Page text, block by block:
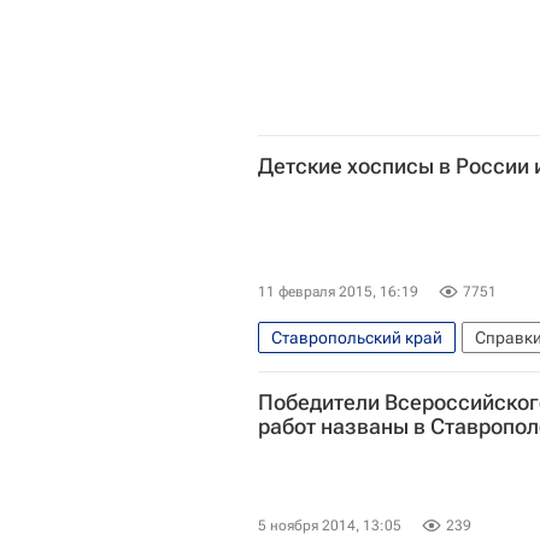
Детские хосписы в России
11 февраля 2015, 16:19 7751
Ставропольский край Справки
Новости Подмосковья
Казань
Санкт-Петербург
Калифорния
Удмуртская
Победители
работ названы в
5 ноября 2014, 13:05 239